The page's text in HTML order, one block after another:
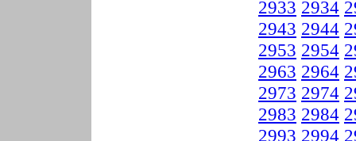
2933 2934
2943 2944
2953 2954
2963 2964
2973 2974
2983 2984
2993 2994